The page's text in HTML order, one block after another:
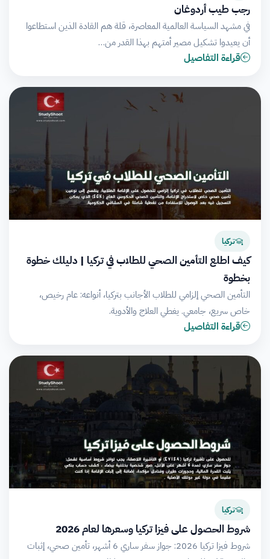
رجب طيب أردوغان
في مشهد السياسة العالمية المعاصرة، قلة هم القادة الذين استطاعوا
أن يعيدوا تشكيل مصير أمتهم بهذا القدر من…
قراءة التفاصيل
تركيا
كيف اطلع التأمين الصحي للطلاب في تركيا | دليلك خطوة
بخطوة
التأمين الصحي إلزامي للطلاب الأجانب بتركيا، أنواعه: عام رخيص،
خاص سريع، جامعي. يغطي العلاج والأدوية.
قراءة التفاصيل
تركيا
شروط الحصول على فيزا تركيا وسعرها لعام 2026
شروط فيزا تركيا 2026: جواز سفر ساري 6 أشهر، تأمين صحي، إثبات